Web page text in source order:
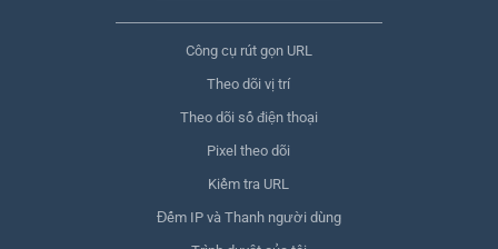
Công cụ rút gọn URL
Theo dõi vị trí
Theo dõi số điện thoại
Pixel theo dõi
Kiểm tra URL
Đếm IP và Thanh người dùng